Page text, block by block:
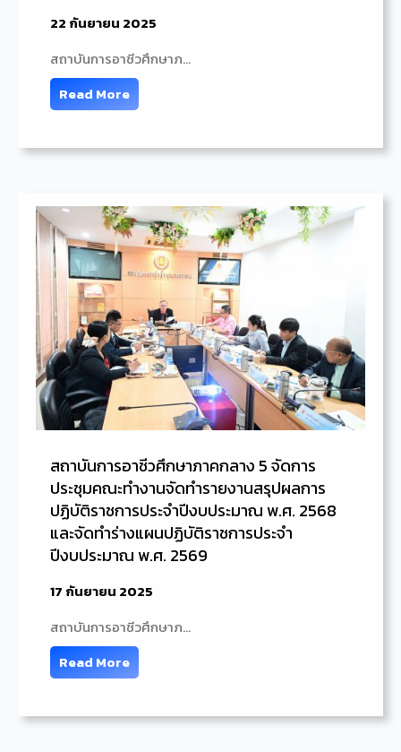
22 กันยายน 2025
สถาบันการอาชีวศึกษาภ…
Read More
สถาบันการอาชีวศึกษาภาคกลาง 5 จัดการ
ประชุมคณะทำงานจัดทำรายงานสรุปผลการ
ปฏิบัติราชการประจำปีงบประมาณ พ.ศ. 2568
และจัดทำร่างแผนปฏิบัติราชการประจำ
ปีงบประมาณ พ.ศ. 2569
17 กันยายน 2025
สถาบันการอาชีวศึกษาภ…
Read More